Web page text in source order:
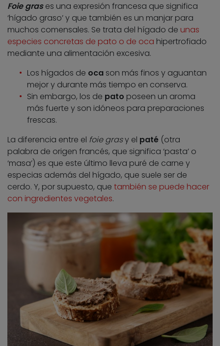
Foie gras es una expresión francesa que significa
‘hígado graso’ y que también es un manjar para
muchos comensales. Se trata del hígado de unas
especies concretas de pato o de oca hipertrofiado
mediante una alimentación excesiva.
Los hígados de oca son más finos y aguantan
mejor y durante más tiempo en conserva.
Sin embargo, los de pato poseen un aroma
más fuerte y son idóneos para preparaciones
frescas.
La diferencia entre el foie grasy el paté (otra
palabra de origen francés, que significa ‘pasta’ o
‘masa’) es que este último lleva puré de carne y
especias además del hígado, que suele ser de
cerdo. Y, por supuesto, que también se puede hacer
con ingredientes vegetales.